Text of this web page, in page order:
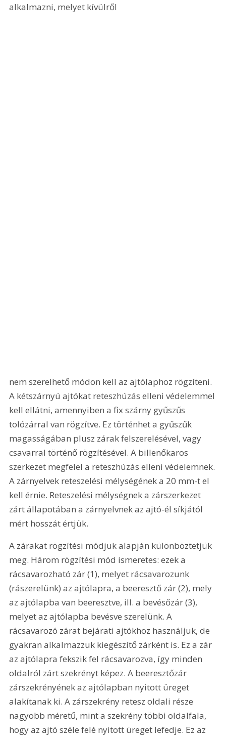
alkalmazni, melyet kívülről
nem szerelhető módon kell az ajtólaphoz rögzíteni.
A kétszárnyú ajtókat reteszhúzás elleni védelemmel
kell ellátni, amennyiben a fix szárny gyűszűs
tolózárral van rögzítve. Ez történhet a gyűszűk
magasságában plusz zárak felszerelésével, vagy
csavarral történő rögzítésével. A billenőkaros
szerkezet megfelel a reteszhúzás elleni védelemnek.
A zárnyelvek reteszelési mélységének a 20 mm-t el
kell érnie. Reteszelési mélységnek a zárszerkezet
zárt állapotában a zárnyelvnek az ajtó-él síkjától
mért hosszát értjük.
A zárakat rögzítési módjuk alapján különböztetjük
meg. Három rögzítési mód ismeretes: ezek a
rácsavarozható zár (1), melyet rácsavarozunk
(rászerelünk) az ajtólapra, a beeresztő zár (2), mely
az ajtólapba van beeresztve, ill. a bevésőzár (3),
melyet az ajtólapba bevésve szerelünk. A
rácsavarozó zárat bejárati ajtókhoz használjuk, de
gyakran alkalmazzuk kiegészítő zárként is. Ez a zár
az ajtólapra fekszik fel rácsavarozva, így minden
oldalról zárt szekrényt képez. A beeresztőzár
zárszekrényének az ajtólapban nyitott üreget
alakítanak ki. A zárszekrény retesz oldali része
nagyobb méretű, mint a szekrény többi oldalfala,
hogy az ajtó széle felé nyitott üreget lefedje. Ez az